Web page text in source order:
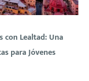
con Lealtad: Una
para Jóvenes